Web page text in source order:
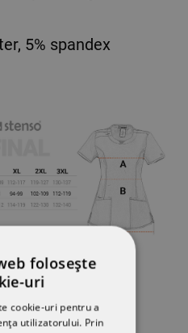
5% spandex
folosește
uri
cookie-uri pentru a
utilizatorului. Prin